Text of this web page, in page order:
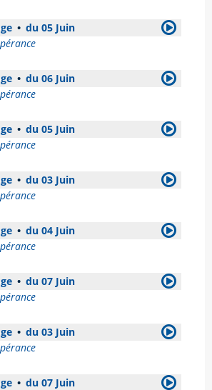
• du 05 Juin
• du 06 Juin
• du 05 Juin
• du 03 Juin
• du 04 Juin
• du 07 Juin
• du 03 Juin
• du 07 Juin